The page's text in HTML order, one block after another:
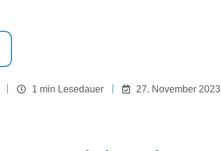
1 min Lesedauer 27. November 2023